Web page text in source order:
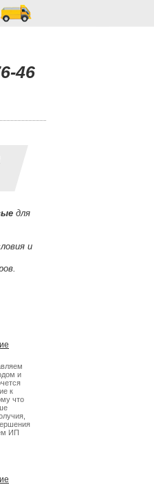
46
для
и
и
к
что
ИП